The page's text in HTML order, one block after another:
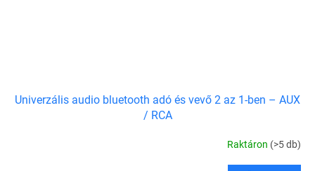
Univerzális audio bluetooth adó és vevő 2 az 1-ben – AUX
/ RCA
Raktáron (>5 db)